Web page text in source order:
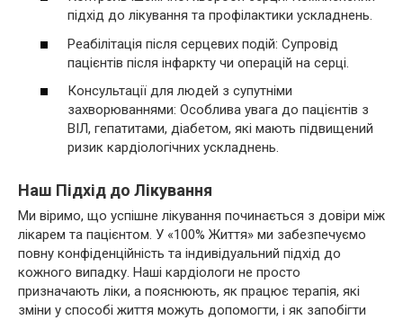
підхід до лікування та профілактики ускладнень.
Реабілітація після серцевих подій: Супровід
пацієнтів після інфаркту чи операцій на серці.
Консультації для людей з супутніми
захворюваннями: Особлива увага до пацієнтів з
ВІЛ, гепатитами, діабетом, які мають підвищений
ризик кардіологічних ускладнень.
Наш Підхід до Лікування
Ми віримо, що успішне лікування починається з довіри між
лікарем та пацієнтом. У «100% Життя» ми забезпечуємо
повну конфіденційність та індивідуальний підхід до
кожного випадку. Наші кардіологи не просто
призначають ліки, а пояснюють, як працює терапія, які
зміни у способі життя можуть допомогти, і як запобігти